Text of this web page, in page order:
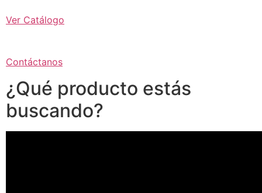
Ver Catálogo
Contáctanos
¿Qué producto estás
buscando?